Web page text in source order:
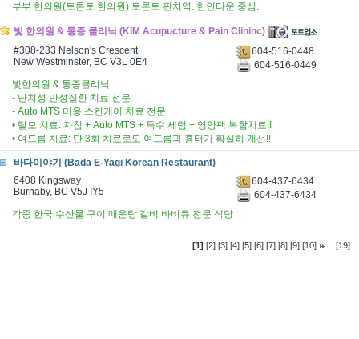
부부 한의원(토론토 한의원) 토론토 핀치역. 한인타운 중심.
빛 한의원 & 통증 클리닉 (KIM Acupucture & Pain Clininc)
#308-233 Nelson's Crescent
New Westminster, BC V3L 0E4
604-516-0448
604-516-0449
빛한의원 & 통증클리닉
- 난치성 만성질환 치료 전문
- Auto MTS 미용 스킨케어 치료 전문
• 탈모 치료: 자침 + Auto MTS + 특수 세럼 + 영양팩 복합치료!!
• 여드름 치료: 단 3회 치료로도 여드름과 흉터가 확실히 개선!!
바다이야기 (Bada E-Yagi Korean Restaurant)
6408 Kingsway
Burnaby, BC V5J IY5
604-437-6434
604-437-6434
각종 한국 수산물 구이 매운탕 갈비 바비큐 전문 식당
[1] [2] [3] [4] [5] [6] [7] [8] [9] [10] ...[19]